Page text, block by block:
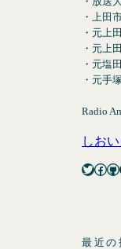
・上田
・元上
・元上
・元塩
・元手
Radio
しお
Twitter Facebook GitHub
最近の